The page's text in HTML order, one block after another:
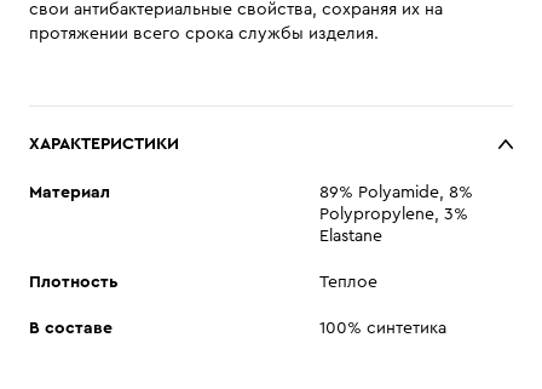
свои антибактериальные свойства, сохраняя их на
протяжении всего срока службы изделия.
ХАРАКТЕРИСТИКИ
Материал
89% Polyamide, 8%
Polypropylene, 3%
Elastane
Плотность Теплое
В составе 100% синтетика